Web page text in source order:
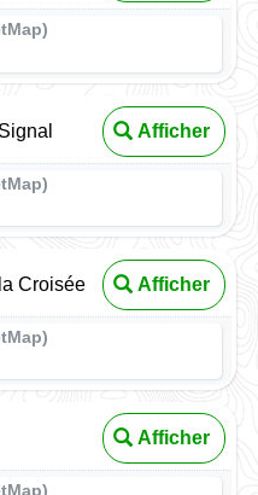
Afficher
Croisée Afficher
Afficher